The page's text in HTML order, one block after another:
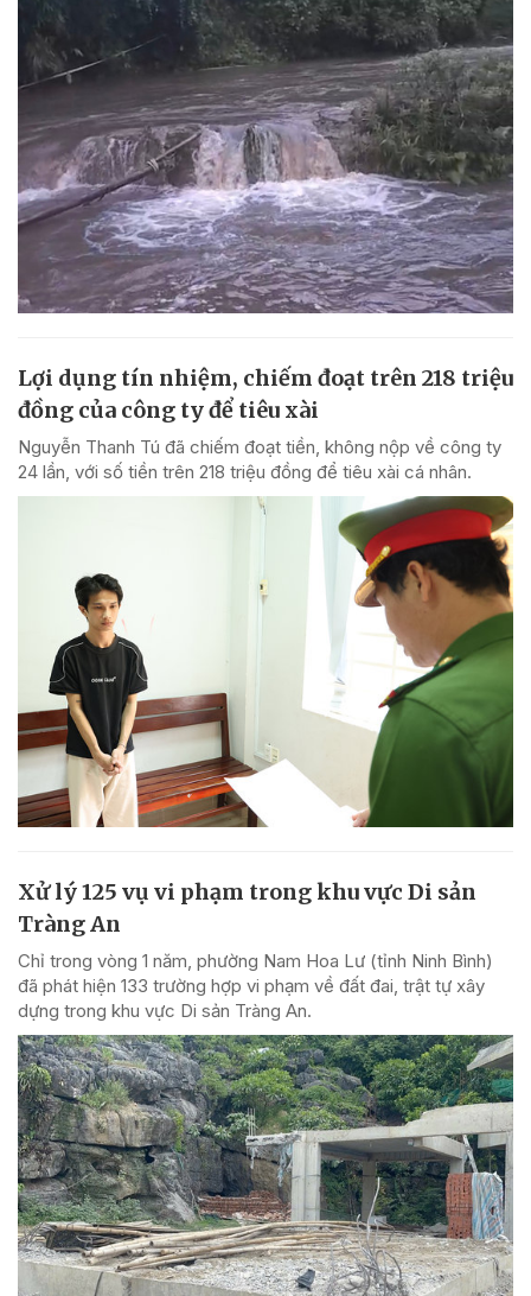
Lợi dụng tín nhiệm, chiếm đoạt trên 218 triệu
đồng của công ty để tiêu xài
Nguyễn Thanh Tú đã chiếm đoạt tiền, không nộp về công ty
24 lần, với số tiền trên 218 triệu đồng để tiêu xài cá nhân.
Xử lý 125 vụ vi phạm trong khu vực Di sản
Tràng An
Chỉ trong vòng 1 năm, phường Nam Hoa Lư (tỉnh Ninh Bình)
đã phát hiện 133 trường hợp vi phạm về đất đai, trật tự xây
dựng trong khu vực Di sản Tràng An.